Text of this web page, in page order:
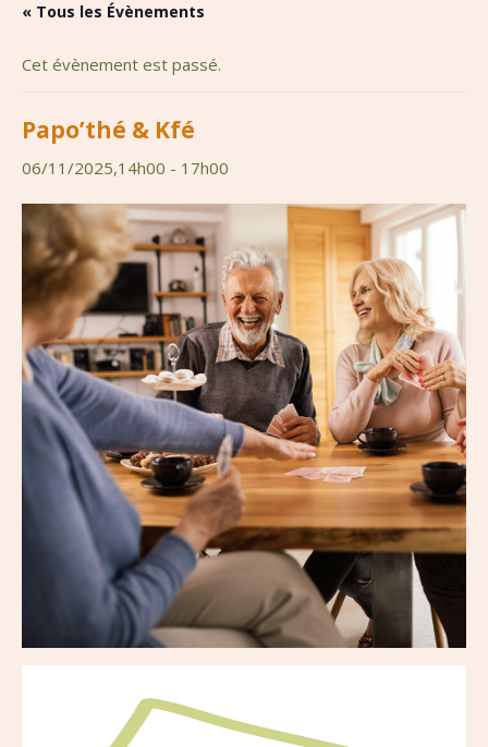
« Tous les Évènements
Cet évènement est passé.
Papo’thé & Kfé
06/11/2025,14h00 - 17h00